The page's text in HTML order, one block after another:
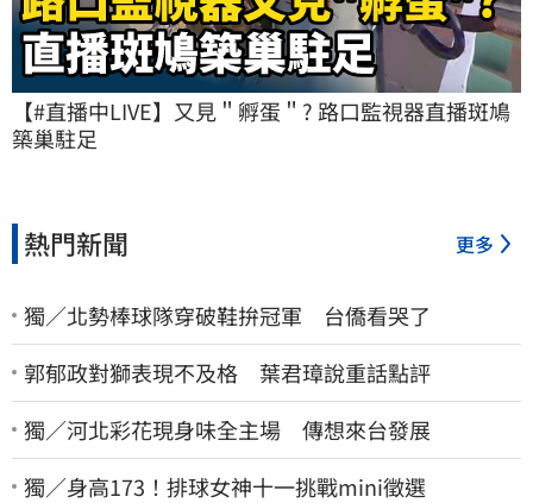
【#直播中LIVE】又見＂孵蛋＂? 路口監視器直播斑鳩
築巢駐足
熱門新聞 更多
獨／北勢棒球隊穿破鞋拚冠軍 台僑看哭了
郭郁政對獅表現不及格 葉君璋說重話點評
獨／河北彩花現身味全主場 傳想來台發展
獨／身高173！排球女神十一挑戰mini徵選